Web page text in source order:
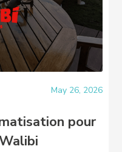
May 26, 2026
pour